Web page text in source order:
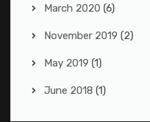
March 2020 (6)
November 2019 (2)
May 2019 (1)
June 2018 (1)